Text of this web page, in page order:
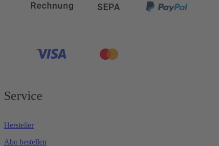
Service
Hersteller
Abo bestellen